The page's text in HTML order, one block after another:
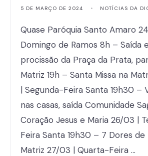
5 DE MARÇO DE 2024 • NOTÍCIAS DA
Quase Paróquia Santo Amaro
Domingo de Ramos 8h – Saída
procissão da Praça da Prata,
Matriz 19h – Santa Missa na
| Segunda-Feira Santa 19h30 –
nas casas, saída Comunidade
Coração Jesus e Maria 26/03 |
Feira Santa 19h30 – 7 Dores de
Matriz 27/03 | Quarta-Feira …